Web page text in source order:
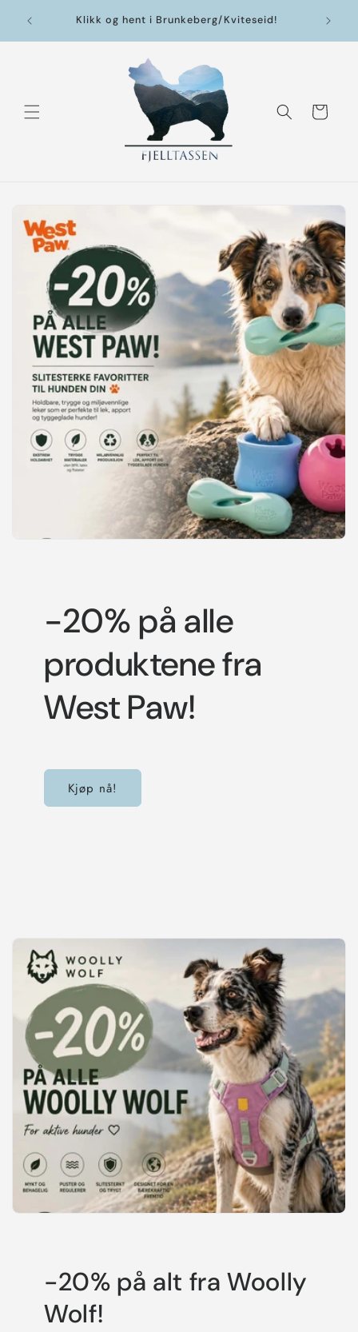
videre til
Klikk og hent i Brunkeberg/Kviteseid!
Handlekurv
-20% på alle
produktene fra
West Paw!
Kjøp nå!
-20% på alt fra Woolly
Wolf!